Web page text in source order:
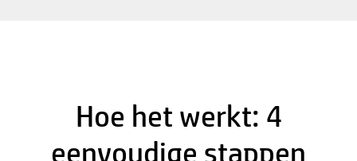
Hoe het werkt: 4
eenvoudige stappen